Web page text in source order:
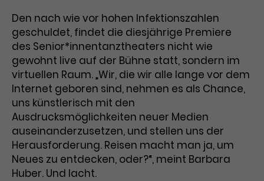
Den nach wie vor hohen Infektionszahlen
geschuldet, findet die diesjährige Premiere
des Senior*innentanztheaters nicht wie
gewohnt live auf der Bühne statt, sondern im
virtuellen Raum. „Wir, die wir alle lange vor dem
Internet geboren sind, nehmen es als Chance,
uns künstlerisch mit den
Ausdrucksmöglichkeiten neuer Medien
auseinanderzusetzen, und stellen uns der
Herausforderung. Reisen macht man ja, um
Neues zu entdecken, oder?“, meint Barbara
Huber. Und lacht.